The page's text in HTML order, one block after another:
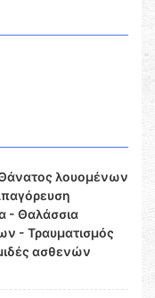
λουομένων
- Θαλάσσια
- Τραυματισμός
ασθενών